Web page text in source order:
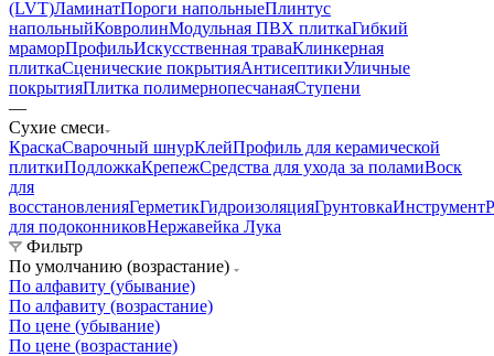
(LVT)ЛаминатПороги напольныеПлинтус
напольныйКовролинМодульная ПВХ плиткаГибкий
мраморПрофильИскусственная траваКлинкерная
плиткаСценические покрытияАнтисептикиУличные
покрытияПлитка полимернопесчанаяСтупени
—
Сухие смеси
КраскаСварочный шнурКлейПрофиль для керамической
плиткиПодложкаКрепежСредства для ухода за поламиВоск
для
восстановленияГерметикГидроизоляцияГрунтовкаИнструмент
для подоконниковНержавейка Лука
Фильтр
По умолчанию (возрастание)
По алфавиту (убывание)
По алфавиту (возрастание)
По цене (убывание)
По цене (возрастание)